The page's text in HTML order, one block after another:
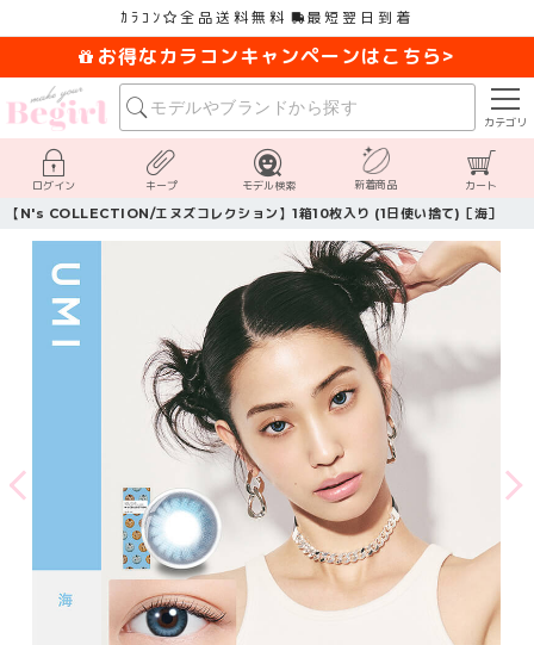
ｶﾗｺﾝ 全品送料無料 最短翌日到着
お得なカラコンキャンペーンはこちら>
カテゴリ
ログイン キープ モデル検索 新着商品 カート
【N's COLLECTION/エヌズコレクション】1箱10枚入り (1日使い捨て)［海］